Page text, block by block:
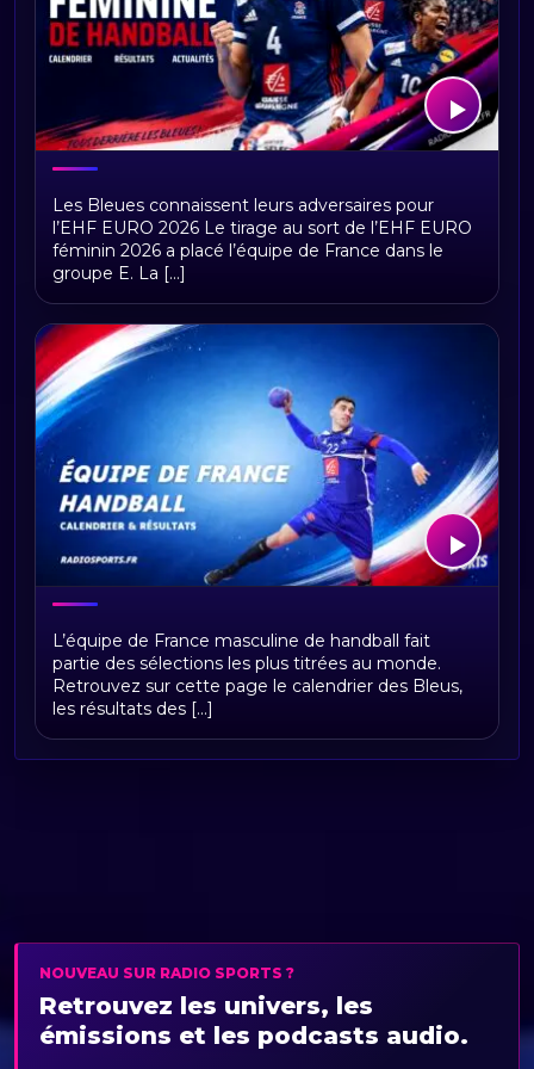
Équipe de France féminine de
handball : calendrier, résultats,
classement et actualités
Les Bleues connaissent leurs adversaires pour
l’EHF EURO 2026 Le tirage au sort de l’EHF EURO
féminin 2026 a placé l’équipe de France dans le
groupe E. La [...]
Équipe de France masculine de
handball : calendrier, résultats,
classement et actualités
L’équipe de France masculine de handball fait
partie des sélections les plus titrées au monde.
Retrouvez sur cette page le calendrier des Bleus,
les résultats des [...]
NOUVEAU SUR RADIO SPORTS ?
Retrouvez les univers, les
émissions et les podcasts audio.